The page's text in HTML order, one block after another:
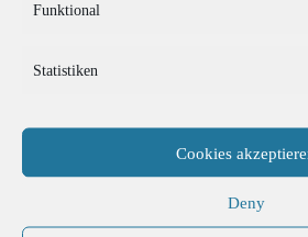
Funktional
Statistiken
Cookies
Deny